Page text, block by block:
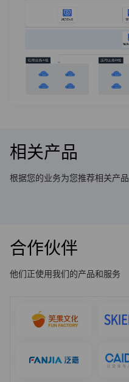
相关产品
根据您的业务为您推荐相关产品
合作伙伴
他们正使用我们的产品和服务